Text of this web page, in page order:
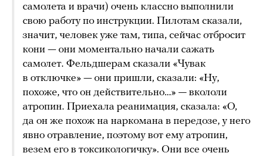
самолета и врачи) очень классно выполнили
свою работу по инструкции. Пилотам сказали,
значит, человек уже там, типа, сейчас отбросит
кони — они моментально начали сажать
самолет. Фельдшерам сказали «Чувак
в отключке» — они пришли, сказали: «Ну,
похоже, что он действительно…» — вкололи
атропин. Приехала реанимация, сказала: «О,
да он же похож на наркомана в передозе, у него
явно отравление, поэтому вот ему атропин,
везем его в токсикологичку». Они все очень